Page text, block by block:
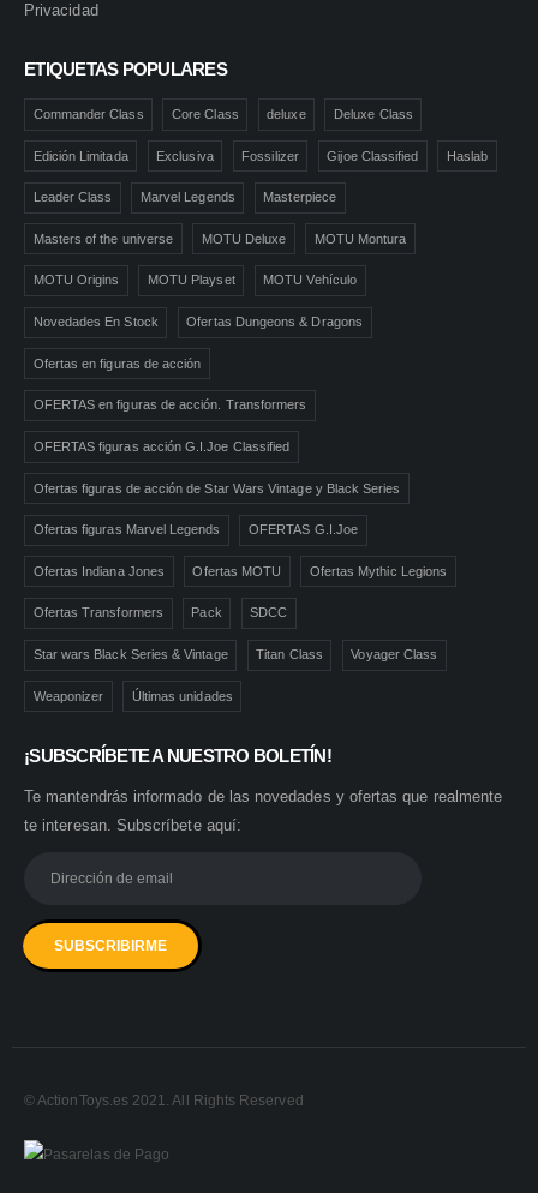
Privacidad
ETIQUETAS POPULARES
Commander Class Core Class deluxe Deluxe Class
Edición Limitada Exclusiva Fossilizer Gijoe Classified Haslab
Leader Class Marvel Legends Masterpiece
Masters of the universe MOTU Deluxe MOTU Montura
MOTU Origins MOTU Playset MOTU Vehículo
Novedades En Stock Ofertas Dungeons & Dragons
Ofertas en figuras de acción
OFERTAS en figuras de acción. Transformers
OFERTAS figuras acción G.I.Joe Classified
Ofertas figuras de acción de Star Wars Vintage y Black Series
Ofertas figuras Marvel Legends OFERTAS G.I.Joe
Ofertas Indiana Jones Ofertas MOTU Ofertas Mythic Legions
Ofertas Transformers Pack SDCC
Star wars Black Series & Vintage Titan Class Voyager Class
Weaponizer Últimas unidades
¡SUBSCRÍBETE A NUESTRO BOLETÍN!
Te mantendrás informado de las novedades y ofertas que realmente
te interesan. Subscríbete aquí:
© ActionToys.es 2021. All Rights Reserved